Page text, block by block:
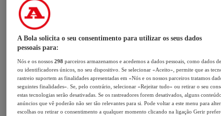
A Bola solicita o seu consentimento para utilizar os seus dados
pessoais para:
Nós e os nossos298 parceiros armazenamos e acedemos a dados pessoais, como dados
ou identificadores únicos, no seu dispositivo. Se selecionar «Aceito», permite que as
rastreio suportem as finalidades apresentadas em «Nós e os nossos parceiros tratamos
seguintes finalidades». Se, pelo contrário, selecionar «Rejeitar tudo» ou retirar o seu
estas tecnologias serão desativadas. Se os rastreadores forem desativados, alguns
anúncios que vê poderão não ser tão relevantes para si. Pode voltar a este menu para
escolhas ou retirar o consentimento a qualquer momento clicando na ligação Gerir